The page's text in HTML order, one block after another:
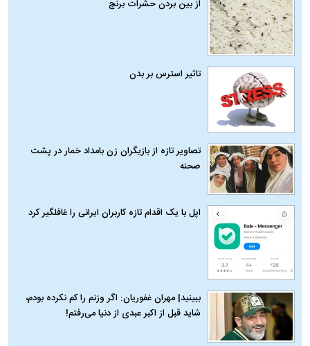
از بین بردن حشرات برنج
تاثیر استرس بر بدن
تصاویر تازه از بازیگران زن بامداد خمار در پشت
صحنه
اپل با یک اقدام تازه کاربران ایرانی را غافلگیر کرد
ببینید| مهران غفوریان: اگر وزنم را کم نکرده بودم،
شاید قبل از اکبر عبدی از دنیا می‌رفتم!